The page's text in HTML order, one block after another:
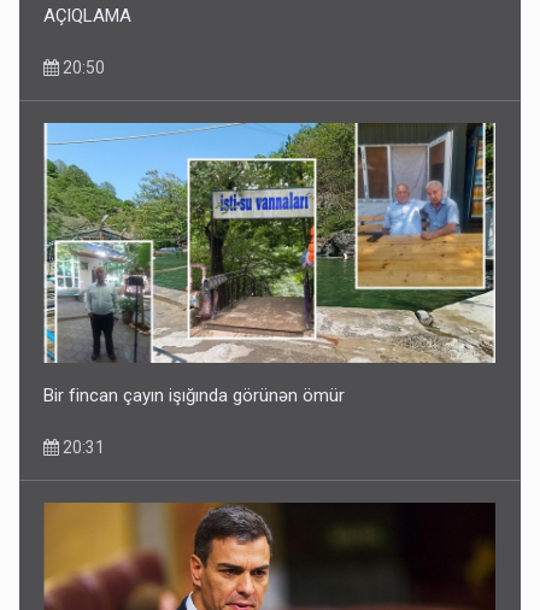
AÇIQLAMA
20:50
Bir fincan çayın işığında görünən ömür
20:31